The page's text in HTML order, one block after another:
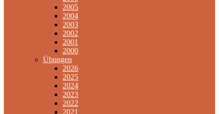
2005
2004
2003
2002
2001
2000
Übungen
2026
2025
2024
2023
2022
2021